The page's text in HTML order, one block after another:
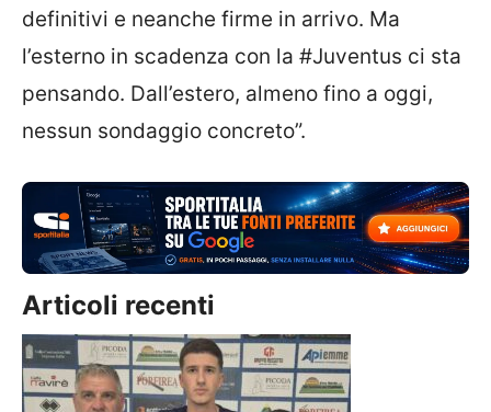
definitivi e neanche firme in arrivo. Ma
l’esterno in scadenza con la #Juventus ci sta
pensando. Dall’estero, almeno fino a oggi,
nessun sondaggio concreto”.
Articoli recenti